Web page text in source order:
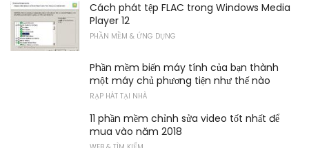
Cách phát tệp FLAC trong Windows Media
Player 12
PHẦN MỀM & ỨNG DỤNG
Phần mềm biến máy tính của bạn thành
một máy chủ phương tiện như thế nào
RẠP HÁT TẠI NHÀ
11 phần mềm chỉnh sửa video tốt nhất để
mua vào năm 2018